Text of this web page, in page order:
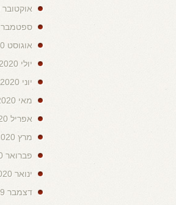
אוקטובר 2020
ספטמבר 2020
אוגוסט 2020
יולי 2020
יוני 2020
מאי 2020
אפריל 2020
מרץ 2020
פברואר 2020
ינואר 2020
דצמבר 2019